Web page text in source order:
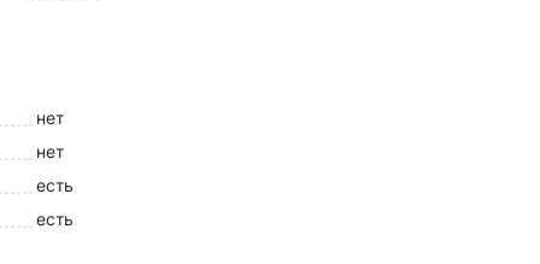
нет
нет
есть
есть